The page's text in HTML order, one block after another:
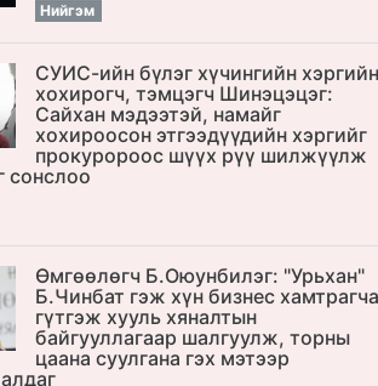
Нийгэм
СУИС-ийн бүлэг хүчингийн хэргийн
хохирогч, тэмцэгч Шинэцэцэг:
Сайхан мэдээтэй, намайг
хохироосон этгээдүүдийн хэргийг
прокуророос шүүх рүү шилжүүлж
сонслоо
Өмгөөлөгч Б.Оюунбилэг: "Урьхан"
Б.Чинбат гэж хүн бизнес
гүтгэж хууль хяналтын
байгууллагаар шалгуулж, торны
цаана суулгана гэх мэтээр